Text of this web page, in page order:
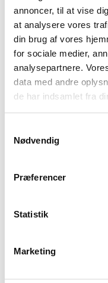
annoncer, til at vise
at analysere vores
din brug af vores
for sociale medier,
analysepartnere.
data med andre
de har indsamlet fra
Nødvendig
Præferencer
Statistik
Marketing
Stoff Nagel
Show product